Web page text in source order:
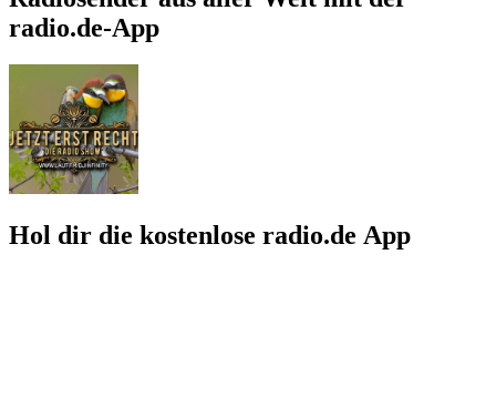
radio.de-App
Hol dir die kostenlose radio.de App